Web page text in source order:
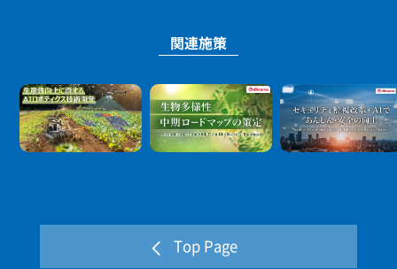
強化。お客様の資産と信頼を守り抜き、社会インフラのレ
関連施策
Top Page